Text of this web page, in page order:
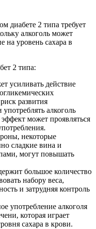
диабете 2 типа требует
алкоголь может
на уровень сахара в
2 типа:
усиливать действие
развития
алкоголь
может проявляться
некоторые
сладкие вина и
могут повышать
большое количество
набору веса,
и затрудняя контроль
употребление алкоголя
которая играет
сахара в крови.